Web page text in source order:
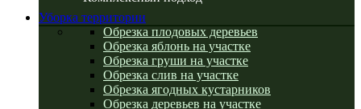
Уборка территории
Обрезка плодовых деревьев
Обрезка яблонь на участке
Обрезка груши на участке
Обрезка слив на участке
Обрезка ягодных кустарников
Обрезка деревьев на участке